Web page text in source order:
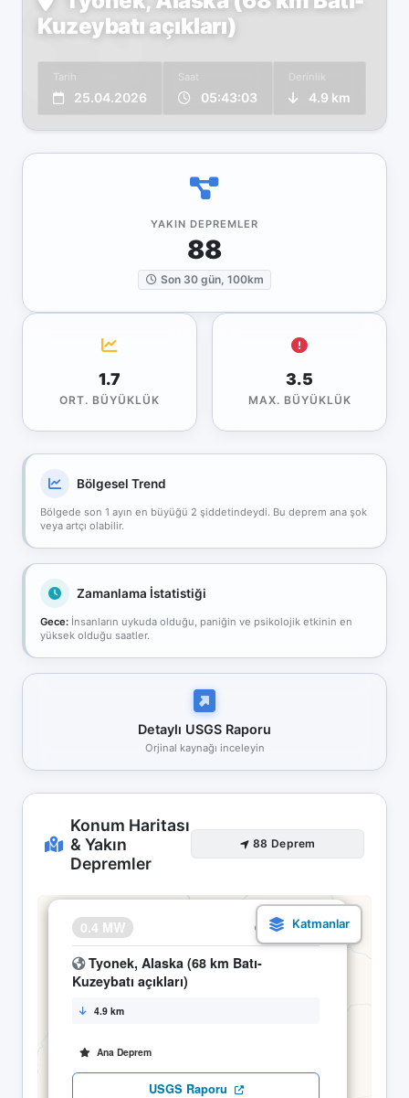
Kuzeybatı açıkları)
Tarih
25.04.2026
Saat
05:43:03
Derinlik
4.9 km
YAKIN DEPREMLER
88
Son 30 gün, 100km
1.7
ORT. BÜYÜKLÜK
3.5
MAX. BÜYÜKLÜK
Bölgesel Trend
Bölgede son 1 ayın en büyüğü 2 şiddetindeydi. Bu deprem ana şok
veya artçı olabilir.
Zamanlama İstatistiği
Gece: İnsanların uykuda olduğu, paniğin ve psikolojik etkinin en
yüksek olduğu saatler.
Detaylı USGS Raporu
Orjinal kaynağı inceleyin
Konum Haritası
& Yakın
Depremler
88 Deprem
0.4 MW 25.04 05:43
Tyonek, Alaska (68 km Batı-
Kuzeybatı açıkları)
4.9 km
Ana Deprem
USGS Raporu
×